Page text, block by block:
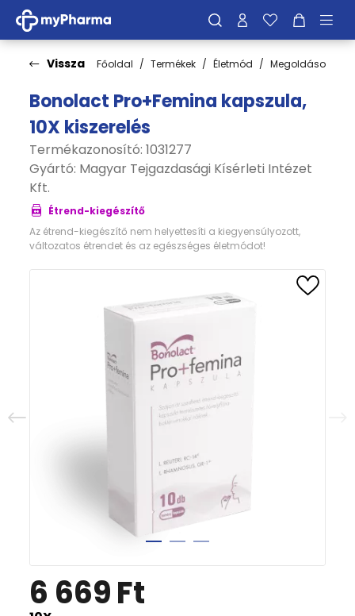
Vissza Főoldal Termékek Életmód Megoldások
Bonolact Pro+Femina kapszula,
10X kiszerelés
Termékazonosító: 1031277
Gyártó: Magyar Tejgazdasági Kísérleti Intézet
Kft.
Étrend-kiegészítő
Az étrend-kiegészítő nem helyettesíti a kiegyensúlyozott,
változatos étrendet és az egészséges életmódot!
6 669Ft